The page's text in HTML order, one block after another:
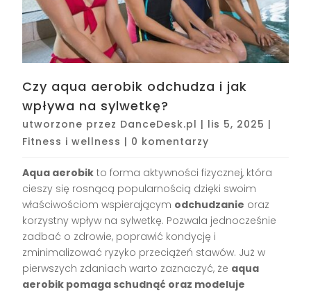
Czy aqua aerobik odchudza i jak
wpływa na sylwetkę?
utworzone przez DanceDesk.pl | lis 5, 2025 |
Fitness i wellness | 0 komentarzy
Aqua aerobik to forma aktywności fizycznej, która
cieszy się rosnącą popularnością dzięki swoim
właściwościom wspierającym odchudzanie oraz
korzystny wpływ na sylwetkę. Pozwala jednocześnie
zadbać o zdrowie, poprawić kondycję i
zminimalizować ryzyko przeciążeń stawów. Już w
pierwszych zdaniach warto zaznaczyć, że aqua
aerobik pomaga schudnąć oraz modeluje